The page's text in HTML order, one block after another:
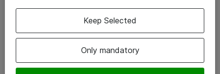
Only mandatory
Keep Selected